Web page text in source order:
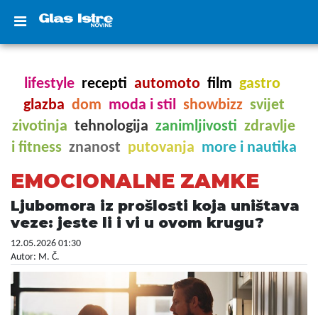
lifestyle recepti automoto film gastro
glazba dom moda i stil showbizz svijet
zivotinja tehnologija zanimljivosti zdravlje
i fitness znanost putovanja more i nautika
EMOCIONALNE ZAMKE
Ljubomora iz prošlosti koja uništava
veze: jeste li i vi u ovom krugu?
12.05.2026 01:30
Autor: M. Č.